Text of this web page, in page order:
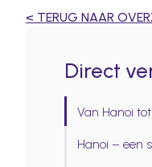
< TERUG NAAR
Direct
Van Hanoi
Hanoi – een